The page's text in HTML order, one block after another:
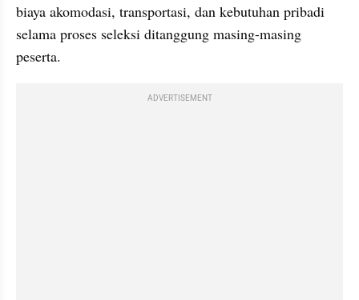
biaya akomodasi, transportasi, dan kebutuhan pribadi
selama proses seleksi ditanggung masing-masing
peserta.
ADVERTISEMENT